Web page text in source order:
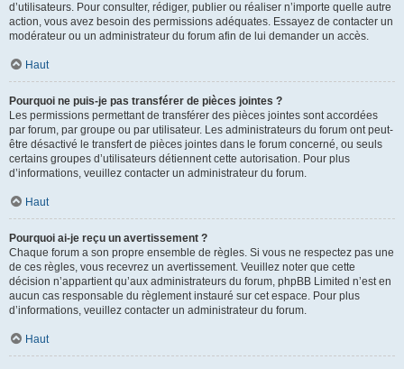
d’utilisateurs. Pour consulter, rédiger, publier ou réaliser n’importe quelle autre
action, vous avez besoin des permissions adéquates. Essayez de contacter un
modérateur ou un administrateur du forum afin de lui demander un accès.
Haut
Pourquoi ne puis-je pas transférer de pièces jointes ?
Les permissions permettant de transférer des pièces jointes sont accordées
par forum, par groupe ou par utilisateur. Les administrateurs du forum ont peut-
être désactivé le transfert de pièces jointes dans le forum concerné, ou seuls
certains groupes d’utilisateurs détiennent cette autorisation. Pour plus
d’informations, veuillez contacter un administrateur du forum.
Haut
Pourquoi ai-je reçu un avertissement ?
Chaque forum a son propre ensemble de règles. Si vous ne respectez pas une
de ces règles, vous recevrez un avertissement. Veuillez noter que cette
décision n’appartient qu’aux administrateurs du forum, phpBB Limited n’est en
aucun cas responsable du règlement instauré sur cet espace. Pour plus
d’informations, veuillez contacter un administrateur du forum.
Haut